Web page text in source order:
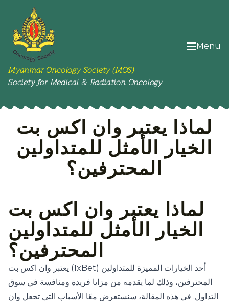
Menu
Myanmar Oncology Society (MOS)
Society for Medical & Radiation Oncology
لماذا يعتبر وان اكس بت
الخيار الأمثل للمتداولين
المحترفين؟
لماذا يعتبر وان اكس بت
الخيار الأمثل للمتداولين
المحترفين؟
يعتبر وان اكس بت (1xBet) أحد الخيارات المميزة للمتداولين
المحترفين، وذلك لما يقدمه من مزايا فريدة ومنافسة في سوق
التداول. في هذه المقالة، سنستعرض معًا الأسباب التي تجعل وان